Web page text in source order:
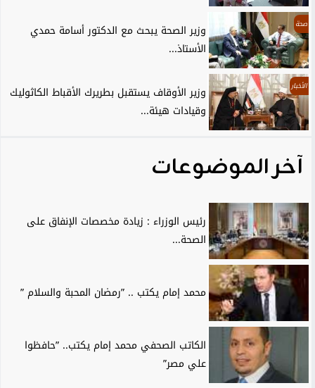
صحة
وزير الصحة يبحث مع الدكتور أسامة حمدي
الأستاذ...
الأخبار
وزير الأوقاف يستقبل بطريرك الأقباط الكاثوليك
وقيادات هيئة...
آخر الموضوعات
رئيس الوزراء : زيادة مخصصات الإنفاق على
الصحة...
محمد إمام يكتب .. ”رمضان المحبة والسلام ”
الكاتب الصحفي محمد إمام يكتب.. ”حافظوا
علي مصر”